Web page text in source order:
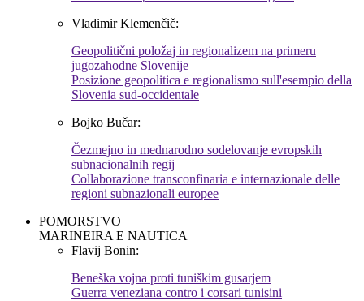
Vladimir Klemenčič:
Geopolitični položaj in regionalizem na primeru
jugozahodne Slovenije
Posizione geopolitica e regionalismo sull'esempio della
Slovenia sud-occidentale
Bojko Bučar:
Čezmejno in mednarodno sodelovanje evropskih
subnacionalnih regij
Collaborazione transconfinaria e internazionale delle
regioni subnazionali europee
POMORSTVO
MARINEIRA E NAUTICA
Flavij Bonin:
Beneška vojna proti tuniškim gusarjem
Guerra veneziana contro i corsari tunisini